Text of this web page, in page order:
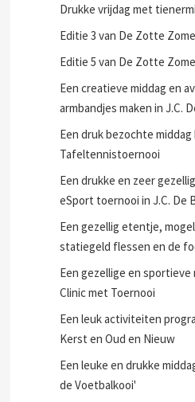
Drukke vrijdag met
Editie 3 van De Zotte
Editie 5 van De Zotte
Een creatieve middag en
armbandjes maken in J.C.
Een druk bezochte middag
Tafeltennistoernooi
Een drukke en zeer
eSport toernooi in J.C. De
Een gezellig etentje,
statiegeld flessen en de
Een gezellige en sportieve
Clinic met Toernooi
Een leuk activiteiten
Kerst en Oud en Nieuw
Een leuke en drukke
de Voetbalkooi'